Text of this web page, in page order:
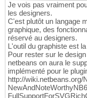
Je vois pas vraiment
les designers.
C'est plutôt un langage
graphique, des
réservé au designers.
L'outil du graphiste est
Pour rester sur le
netbeans on aura le
implémenté pour le
http://